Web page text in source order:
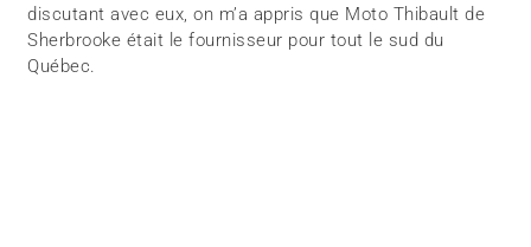
discutant avec eux, on m’a appris que Moto Thibault de
Sherbrooke était le fournisseur pour tout le sud du
Québec.